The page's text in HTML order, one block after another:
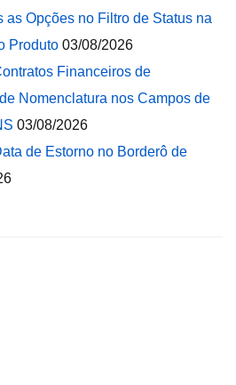
as Opções no Filtro de Status na
Produto 03/08/2026
Financeiros de
Nomenclatura nos Campos de
03/08/2026
de Estorno no Borderô de